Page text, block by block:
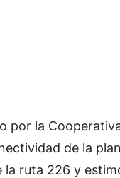
por la
de la
ruta 226 y